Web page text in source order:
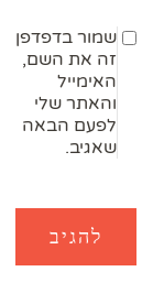
שמור בדפדפן
זה את השם,
האימייל
והאתר שלי
לפעם הבאה
שאגיב.